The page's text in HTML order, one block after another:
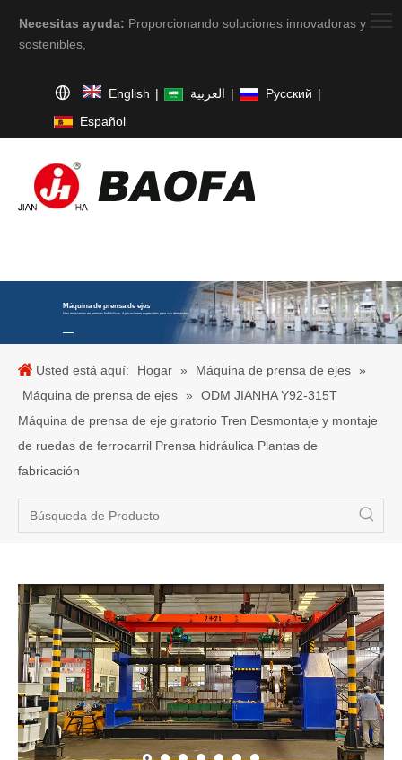
Necesitas ayuda: Proporcionando soluciones innovadoras y
sostenibles,
English | العربية | Pусский |
Español
Máquina de prensa de ejes
Nos enfocamos en prensas hidráulicas. Aplicaciones especiales para sus demandas.
Usted está aquí: Hogar » Máquina de prensa de ejes »
Máquina de prensa de ejes »
ODM JIANHA Y92-315T
Máquina de prensa de eje giratorio Tren Desmontaje y montaje
de ruedas de ferrocarril Prensa hidráulica Plantas de
fabricación